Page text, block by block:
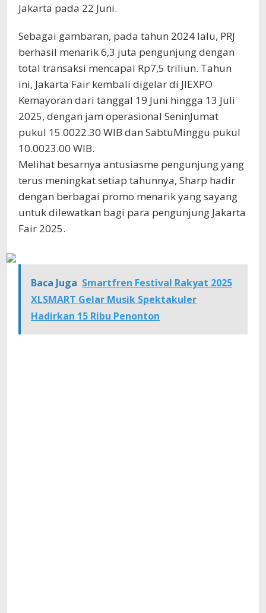
Jakarta pada 22 Juni.
Sebagai gambaran, pada tahun 2024 lalu, PRJ
berhasil menarik 6,3 juta pengunjung dengan
total transaksi mencapai Rp7,5 triliun. Tahun
ini, Jakarta Fair kembali digelar di JIEXPO
Kemayoran dari tanggal 19 Juni hingga 13 Juli
2025, dengan jam operasional SeninJumat
pukul 15.0022.30 WIB dan SabtuMinggu pukul
10.0023.00 WIB.
Melihat besarnya antusiasme pengunjung yang
terus meningkat setiap tahunnya, Sharp hadir
dengan berbagai promo menarik yang sayang
untuk dilewatkan bagi para pengunjung Jakarta
Fair 2025.
Baca Juga Smartfren Festival Rakyat 2025
XLSMART Gelar Musik Spektakuler
Hadirkan 15 Ribu Penonton